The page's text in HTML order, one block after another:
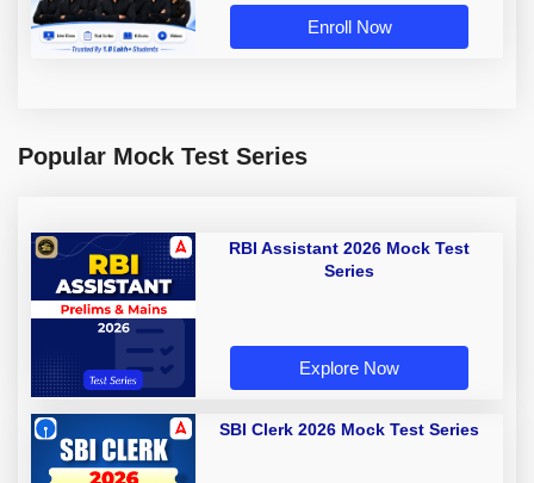
Enroll Now
Popular Mock Test Series
RBI Assistant 2026 Mock Test
Series
Explore Now
SBI Clerk 2026 Mock Test Series